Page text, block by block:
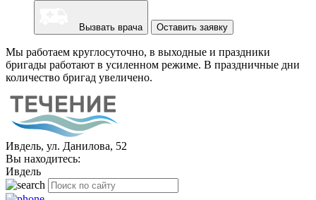
Вызвать врача Оставить заявку
Мы работаем круглосуточно, в выходные и праздники
бригады работают в усиленном режиме. В праздничные дни
количество бригад увеличено.
Ивдель, ул. Данилова, 52
Вы находитесь:
Ивдель